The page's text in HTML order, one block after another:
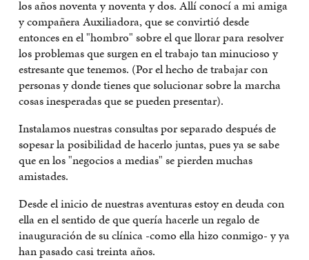
los años noventa y noventa y dos. Allí conocí a mi amiga
y compañera Auxiliadora, que se convirtió desde
entonces en el "hombro" sobre el que llorar para resolver
los problemas que surgen en el trabajo tan minucioso y
estresante que tenemos. (Por el hecho de trabajar con
personas y donde tienes que solucionar sobre la marcha
cosas inesperadas que se pueden presentar).
Instalamos nuestras consultas por separado después de
sopesar la posibilidad de hacerlo juntas, pues ya se sabe
que en los "negocios a medias" se pierden muchas
amistades.
Desde el inicio de nuestras aventuras estoy en deuda con
ella en el sentido de que quería hacerle un regalo de
inauguración de su clínica -como ella hizo conmigo- y ya
han pasado casi treinta años.